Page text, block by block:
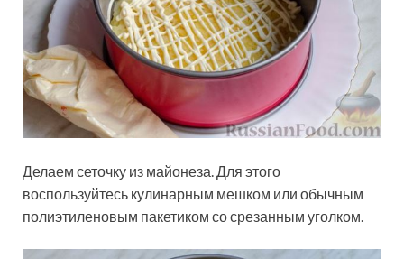
Делаем сеточку из майонеза. Для этого
воспользуйтесь кулинарным мешком или обычным
полиэтиленовым пакетиком со срезанным уголком.